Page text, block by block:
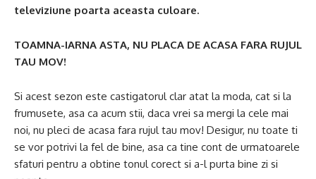
televiziune poarta aceasta culoare.
TOAMNA-IARNA ASTA, NU PLACA DE ACASA FARA RUJUL
TAU MOV!
Si acest sezon este castigatorul clar atat la moda, cat si la
frumusete, asa ca acum stii, daca vrei sa mergi la cele mai
noi, nu pleci de acasa fara rujul tau mov! Desigur, nu toate ti
se vor potrivi la fel de bine, asa ca tine cont de urmatoarele
sfaturi pentru a obtine tonul corect si a-l purta bine zi si